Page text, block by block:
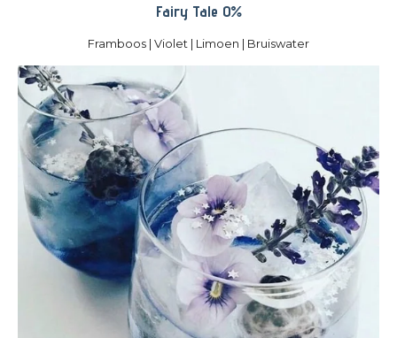
Fairy Tale 0%
Framboos | Violet | Limoen | Bruiswater